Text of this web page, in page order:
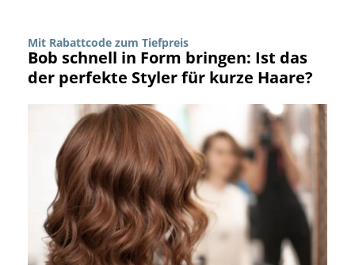
Mit Rabattcode zum Tiefpreis
Bob schnell in Form bringen: Ist das
der perfekte Styler für kurze Haare?